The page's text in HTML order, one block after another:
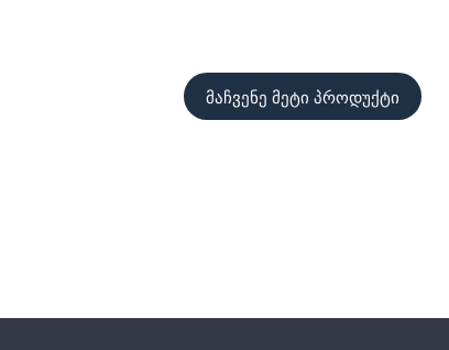
მაჩვენე მეტი პროდუქტი